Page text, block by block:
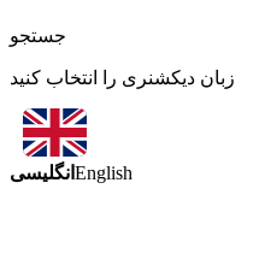
جستجو
زبان دیکشنری را انتخاب کنید
انگلیسی English